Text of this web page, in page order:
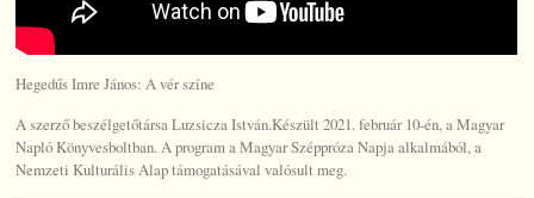
Hegedűs Imre János: A vér színe
A szerző beszélgetőtársa Luzsicza István.Készült 2021. február 10-én, a Magyar
Napló Könyvesboltban. A program a Magyar Széppróza Napja alkalmából, a
Nemzeti Kulturális Alap támogatásával valósult meg.